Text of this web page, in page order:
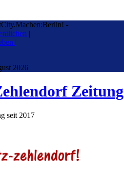
-
|
|
2026
Zeitung
seit 2017